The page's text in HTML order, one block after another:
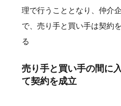
理で行うこととなり、仲介
で、売り手と買い手は契約
る
売り手と買い手の間に
て契約を成立